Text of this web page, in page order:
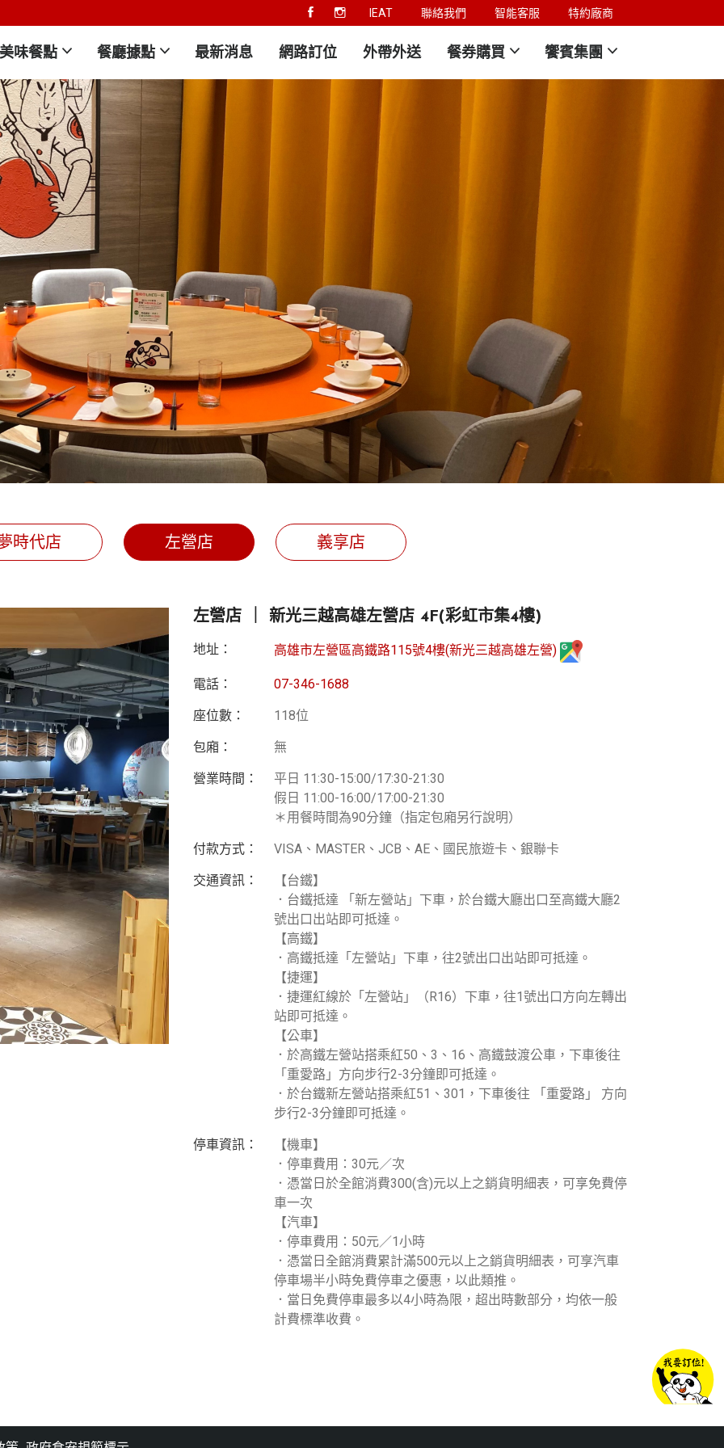
IEAT 聯絡我們 智能客服 特約廠商
美味餐點 餐廳據點 最新消息 網路訂位 外帶外送 餐券購買 饗賓集團
時代店 左營店 義享店
左營店 ｜ 新光三越高雄左營店 4F(彩虹市集4樓)
地址： 高雄市左營區高鐵路115號4樓(新光三越高雄左營)
電話： 07-346-1688
座位數： 118位
包廂： 無
營業時間：
平日 11:30-15:00/17:30-21:30
假日 11:00-16:00/17:00-21:30
＊用餐時間為90分鐘（指定包廂另行說明）
付款方式： VISA、MASTER、JCB、AE、國民旅遊卡、銀聯卡
交通資訊：
【台鐵】
．台鐵抵達 「新左營站」下車，於台鐵大廳出口至高鐵大廳2
號出口出站即可抵達。
【高鐵】
．高鐵抵達「左營站」下車，往2號出口出站即可抵達。
【捷運】
．捷運紅線於「左營站」（R16）下車，往1號出口方向左轉出
站即可抵達。
【公車】
．於高鐵左營站搭乘紅50、3、16、高鐵鼓渡公車，下車後往
「重愛路」方向步行2-3分鐘即可抵達。
．於台鐵新左營站搭乘紅51、301，下車後往 「重愛路」 方向
步行2-3分鐘即可抵達。
停車資訊：
【機車】
．停車費用：30元／次
．憑當日於全館消費300(含)元以上之銷貨明細表，可享免費停
車一次
【汽車】
．停車費用：50元／1小時
．憑當日全館消費累計滿500元以上之銷貨明細表，可享汽車
停車場半小時免費停車之優惠，以此類推。
．當日免費停車最多以4小時為限，超出時數部分，均依一般
計費標準收費。